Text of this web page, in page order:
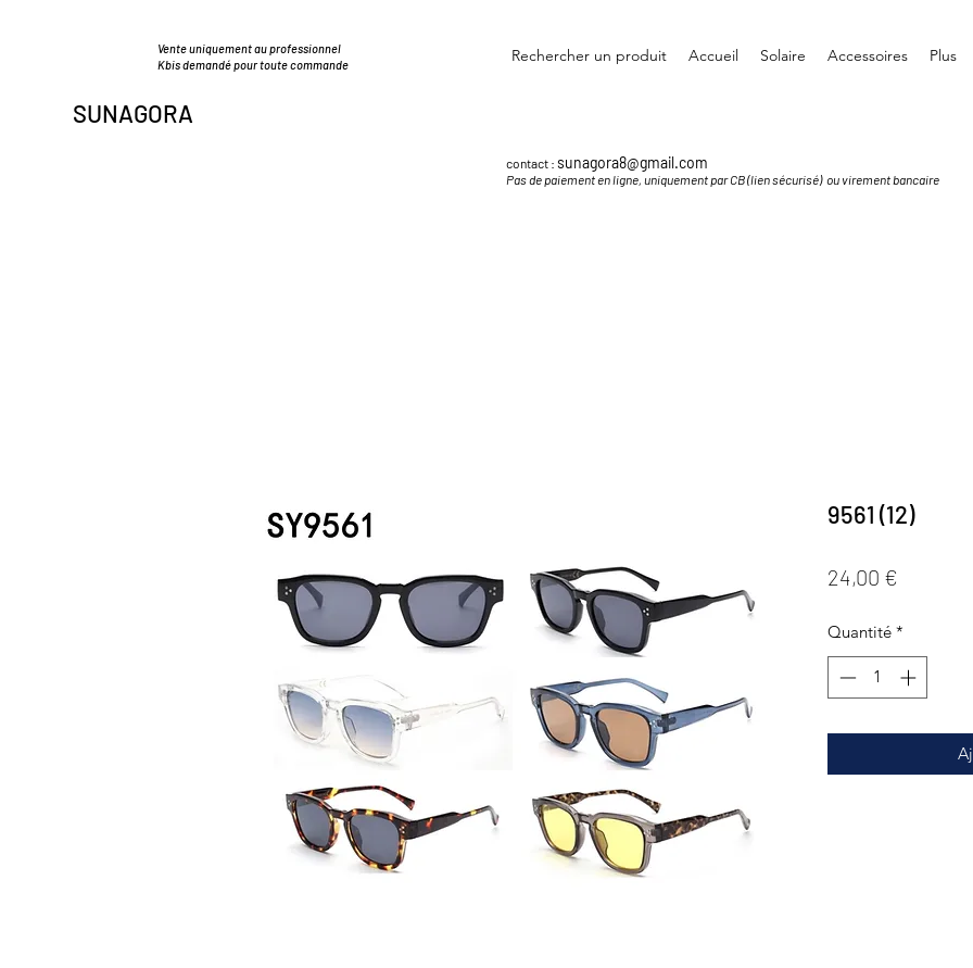
SUNAGORA
Vente uniquement au professionnel
Kbis demandé pour toute commande
Rechercher un produit Accueil Solaire Accessoires Plus
contact : sunagora8@gmail.com
Pas de paiement en ligne, uniquement par CB (lien sécurisé) ou virement bancaire
9561 (12)
24,00 €
Quantité *